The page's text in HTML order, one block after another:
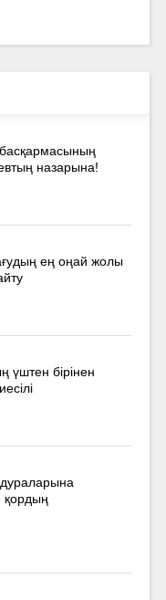
назарына!
ең оңай жолы
бірінен
қордың